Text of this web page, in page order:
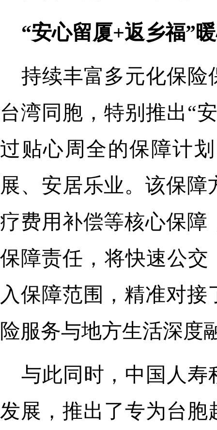
“安心留厦+返乡福”
持续丰富多元化保险
台湾同胞，特别推出“
过贴心周全的保障计
展、安居乐业。该保
疗费用补偿等核心保
保障责任，将快速公交
入保障范围，精准对
险服务与地方生活深度
与此同时，中国人寿
发展，推出了专为台胞